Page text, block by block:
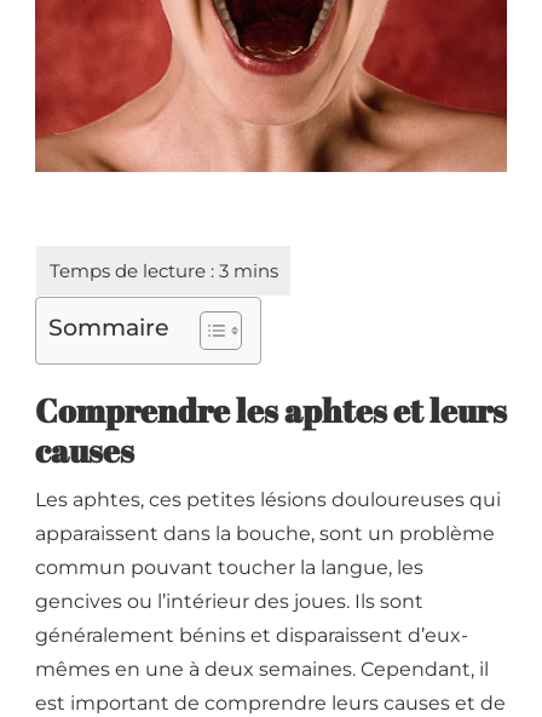
Sommaire
Comprendre les aphtes et leurs
causes
Les aphtes, ces petites lésions douloureuses qui
apparaissent dans la bouche, sont un problème
commun pouvant toucher la langue, les
gencives ou l’intérieur des joues. Ils sont
généralement bénins et disparaissent d’eux-
mêmes en une à deux semaines. Cependant, il
est important de comprendre leurs causes et de